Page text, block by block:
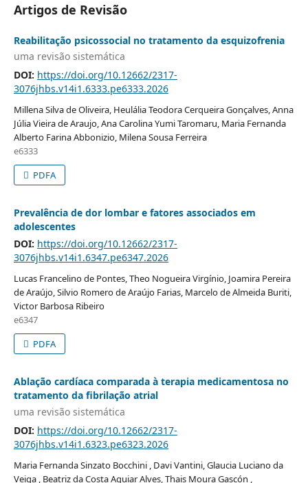
Artigos de Revisão
Reabilitação psicossocial no tratamento da esquizofrenia
uma revisão sistemática
DOI: https://doi.org/10.12662/2317-
3076jhbs.v14i1.6333.pe6333.2026
Millena Silva de Oliveira, Heulália Teodora Cerqueira Gonçalves, Anna
Júlia Vieira de Araujo, Ana Carolina Yumi Taromaru, Maria Fernanda
Alberto Farina Abbonizio, Milena Sousa Ferreira
e6333
PDFA
Prevalência de dor lombar e fatores associados em
adolescentes
DOI: https://doi.org/10.12662/2317-
3076jhbs.v14i1.6347.pe6347.2026
Lucas Francelino de Pontes, Theo Nogueira Virgínio, Joamira Pereira
de Araújo, Silvio Romero de Araújo Farias, Marcelo de Almeida Buriti,
Victor Barbosa Ribeiro
e6347
PDFA
Ablação cardíaca comparada à terapia medicamentosa no
tratamento da fibrilação atrial
uma revisão sistemática
DOI: https://doi.org/10.12662/2317-
3076jhbs.v14i1.6323.pe6323.2026
Maria Fernanda Sinzato Bocchini , Davi Vantini, Glaucia Luciano da
Veiga , Beatriz da Costa Aguiar Alves, Thais Moura Gascón ,